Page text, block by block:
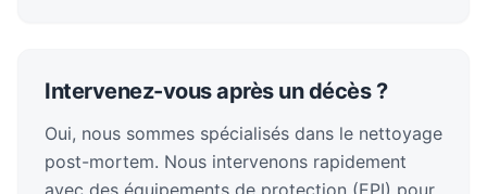
Intervenez-vous après un décès ?
Oui, nous sommes spécialisés dans le nettoyage
post-mortem. Nous intervenons rapidement
avec des équipements de protection (EPI) pour